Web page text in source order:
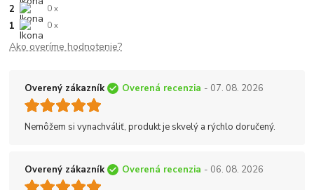
2 0 x
1 0 x
Ako overíme hodnotenie?
Overený zákazník Overená recenzia - 07. 08. 2026
Nemôžem si vynachváliť, produkt je skvelý a rýchlo doručený.
Overený zákazník Overená recenzia - 06. 08. 2026